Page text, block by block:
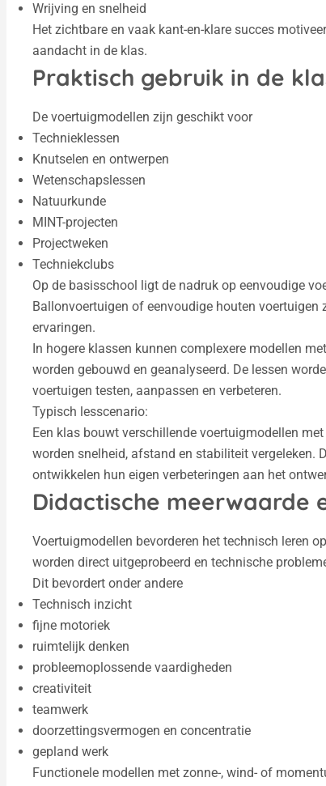
Wrijving en snelheid
Het zichtbare en vaak kant-en-klare succes
aandacht in de klas.
Praktisch gebruik in de
De voertuigmodellen zijn geschikt voor
Technieklessen
Knutselen en ontwerpen
Wetenschapslessen
Natuurkunde
MINT-projecten
Projectweken
Techniekclubs
Op de basisschool ligt de nadruk op eenvoudige
Ballonvoertuigen of eenvoudige houten
ervaringen.
In hogere klassen kunnen complexere modellen
worden gebouwd en geanalyseerd. De lessen
voertuigen testen, aanpassen en verbeteren.
Typisch lesscenario:
Een klas bouwt verschillende voertuigmodellen
worden snelheid, afstand en stabiliteit vergeleken.
ontwikkelen hun eigen verbeteringen aan het
Didactische meerwaarde
Voertuigmodellen bevorderen het technisch leren
worden direct uitgeprobeerd en technische
Dit bevordert onder andere
Technisch inzicht
fijne motoriek
ruimtelijk denken
probleemoplossende vaardigheden
creativiteit
teamwerk
doorzettingsvermogen en concentratie
gepland werk
Functionele modellen met zonne-, wind- of